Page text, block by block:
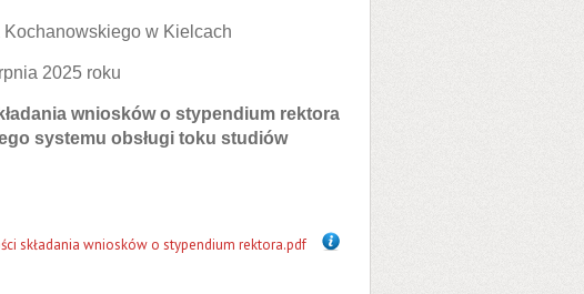
w Kielcach
2025 roku
wniosków o stypendium rektora
systemu obsługi toku studiów
składania wniosków o stypendium rektora.pdf